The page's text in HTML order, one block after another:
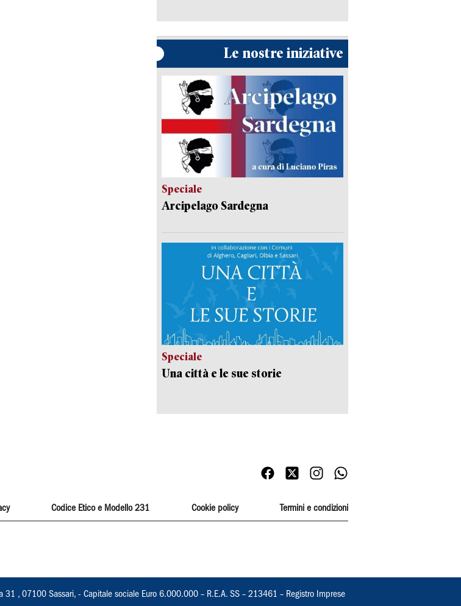
Le nostre iniziative
Speciale
Arcipelago Sardegna
Speciale
Una città e le sue storie
Codice Etico e Modello 231 Cookie policy Termini e condizioni
, 07100 Sassari, - Capitale sociale Euro 6.000.000 – R.E.A. SS – 213461 – Registro Imprese